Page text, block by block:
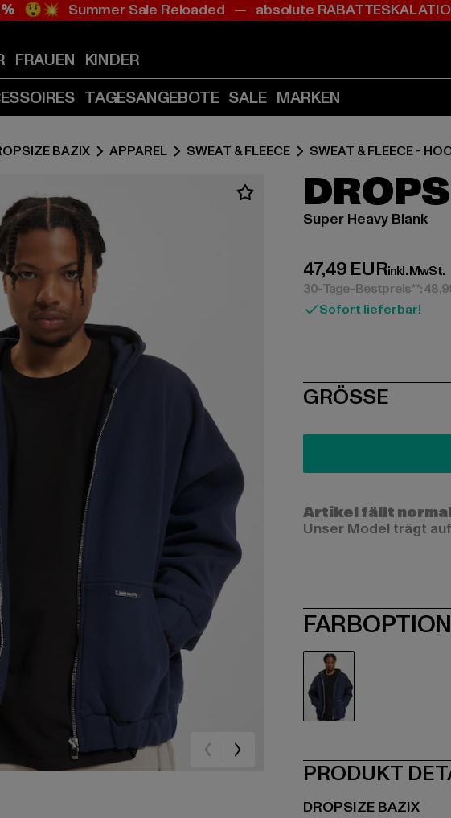
Zum
(Enter
drücken)
Zum
(Enter
drücken)
😲💥 Summer Sale Reloaded — absolute
FRAUEN KINDER
TAGESANGEBOTE SALE MARKEN
BAZIX APPAREL SWEAT & FLEECE SWEAT & FLEECE -
Super Heavy Blank
47,49 EUR
Derzeitiger Preis:
inkl. MwSt.
30-Tage-Bestpreis**:
Sofort lieferbar!
SIZE
GRÖSSE
Artikel fällt
Unser Model trägt
PRODUKT
DROPSIZE BAZIX